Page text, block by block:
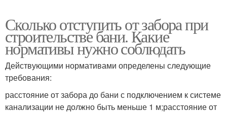
Сколько отступить от забора при
строительстве бани. Какие
нормативы нужно соблюдать
Действующими нормативами определены следующие
требования:
расстояние от забора до бани с подключением к системе
канализации не должно быть меньше 1 м;расстояние от